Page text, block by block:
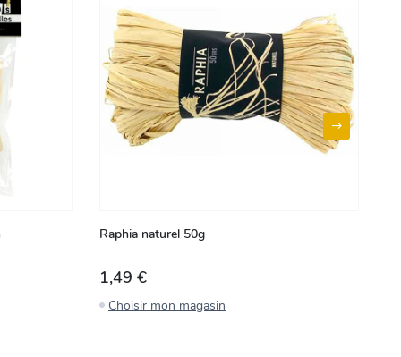
Raphia naturel 50g
1,49 €
Choisir mon magasin